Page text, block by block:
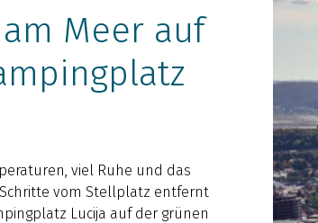
Meer auf
viel Ruhe und das
vom Stellplatz entfernt
Lucija auf der grünen